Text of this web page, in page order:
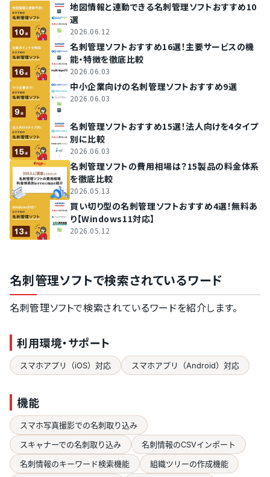
地図情報と連動できる名刺管理ソフトおすすめ10
選
2026.06.12
名刺管理ソフトおすすめ16選！主要サービスの機
能・特徴を徹底比較
2026.06.03
中小企業向けの名刺管理ソフトおすすめ9選
2026.06.03
名刺管理ソフトおすすめ15選！法人向けを4タイプ
別に比較
2026.06.03
名刺管理ソフトの費用相場は？15製品の料金体系
を徹底比較
2026.05.13
買い切り型の名刺管理ソフトおすすめ4選！無料あ
り【Windows11対応】
2026.05.12
名刺管理ソフトで検索されているワード
名刺管理ソフトで検索されているワードを紹介します。
利用環境・サポート
スマホアプリ（iOS）対応 スマホアプリ（Android）対応
機能
スマホ写真撮影での名刺取り込み
スキャナーでの名刺取り込み
名刺情報のCSVインポート
名刺情報のキーワード検索機能
組織ツリーの作成機能